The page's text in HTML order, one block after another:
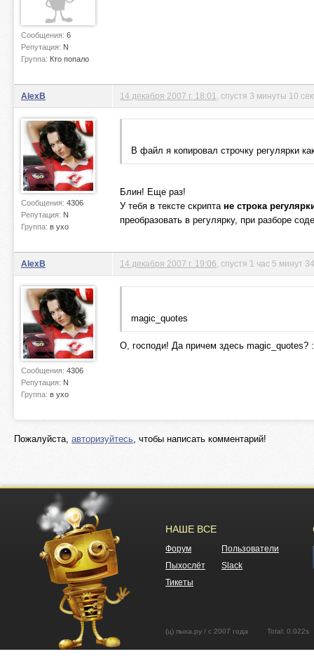
Сообщения: 6
Репутация: N
Группа: Кто попало
AlexB
Сообщения: 4306
Репутация: N
Группа: в ухо
14 декабря 2007 г. 18:01 , спустя 3 минуты 10
В файл я копировал строчку регулярки
Блин! Еще раз!
У тебя в тексте скрипта не строка
преобразовать в регулярку, при разборе
AlexB
Сообщения: 4306
Репутация: N
Группа: в ухо
14 декабря 2007 г. 19:06 , спустя 1 час 5 минут
magic_quotes
О, господи! Да причем здесь magic_quotes?
Пожалуйста, авторизуйтесь, чтобы написать комментарий!
НАШЕ ВСЕ
Форум
Пользователи
Пыхослёт
Slack
Тикеты
(ц) пыха.ру / с 2007 года Total: